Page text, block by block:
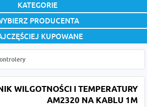
KATEGORIE
PRODUCENTA
KUPOWANE
WILGOTNOŚCI I TEMPERATURY
AM2320 NA KABLU 1M